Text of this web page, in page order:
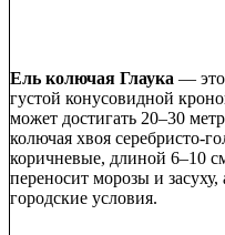
Ель колючая Глаука — это
густой конусовидной
может достигать 20–30
колючая хвоя серебристо-
коричневые, длиной 6–10
переносит морозы и
городские условия.